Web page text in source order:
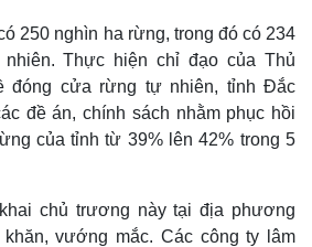
250 nghìn ha rừng, trong đó có 234
Thực hiện chỉ đạo của Thủ
đóng cửa rừng tự nhiên, tỉnh Đắc
đề án, chính sách nhằm phục hồi
của tỉnh từ 39% lên 42% trong 5
chủ trương này tại địa phương
vướng mắc. Các công ty lâm